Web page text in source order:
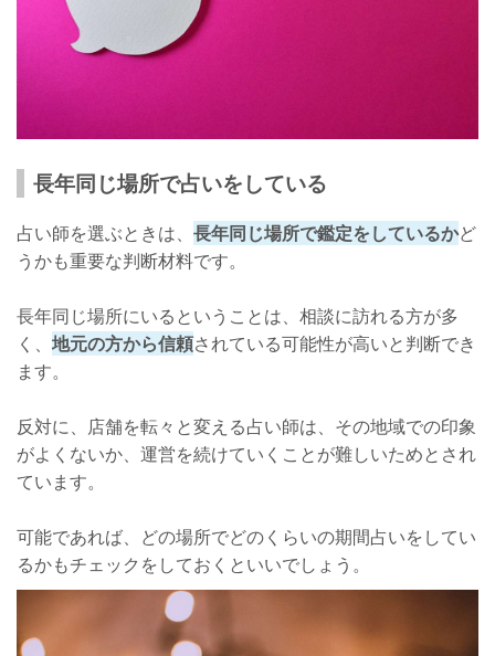
長年同じ場所で占いをしている
占い師を選ぶときは、 長年同じ場所で鑑定をしているかど
うかも重要な判断材料です。
長年同じ場所にいるということは、相談に訪れる方が多
く、 地元の方から信頼されている可能性が高いと判断でき
ます。
反対に、店舗を転々と変える占い師は、その地域での印象
がよくないか、運営を続けていくことが難しいためとされ
ています。
可能であれば、どの場所でどのくらいの期間占いをしてい
るかもチェックをしておくといいでしょう。